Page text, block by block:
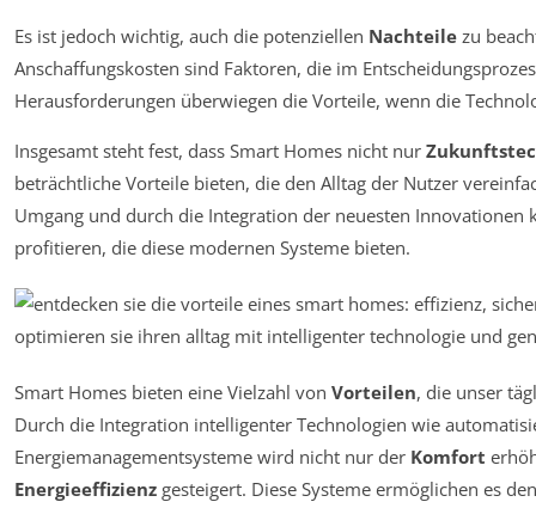
Es ist jedoch wichtig, auch die potenziellen Nachteile zu
Anschaffungskosten sind Faktoren, die im
Herausforderungen überwiegen die Vorteile, wenn die
Insgesamt steht fest, dass Smart Homes nicht nur
beträchtliche Vorteile bieten, die den Alltag der Nutzer
Umgang und durch die Integration der neuesten
profitieren, die diese modernen Systeme bieten.
Smart Homes bieten eine Vielzahl von Vorteilen, die unser
Durch die Integration intelligenter Technologien wie
Energiemanagementsysteme wird nicht nur der Komfort
Energieeffizienz gesteigert. Diese Systeme ermöglichen es